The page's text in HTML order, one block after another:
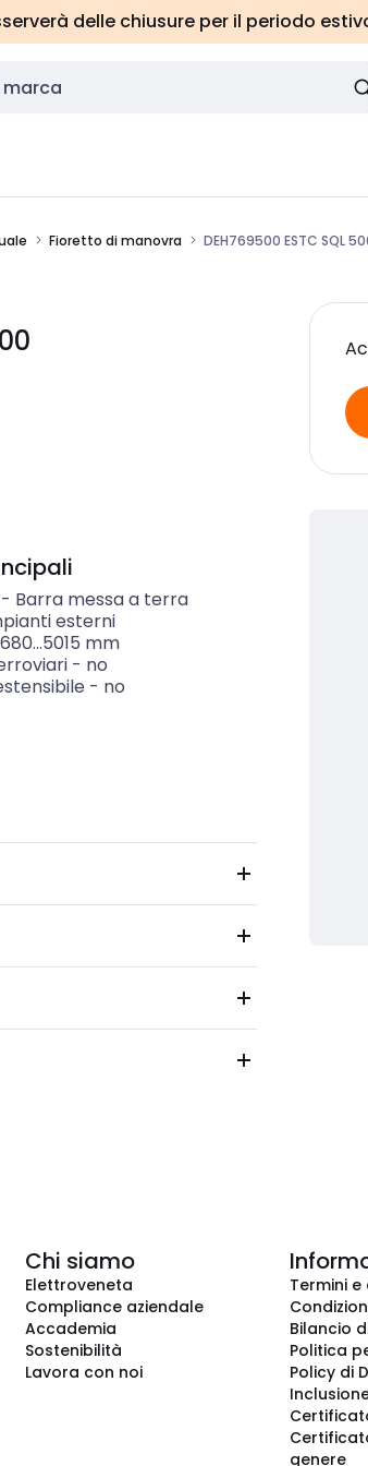
delle chiusure per il periodo
Fioretto di manovra DEH769500 ESTC SQL
- Barra messa a terra
esterni
mm
- no
- no
Chi siamo
Elettroveneta
Compliance aziendale
Accademia
Sostenibilità
Lavora con noi
Termini
Bilancio
Politica
Policy di
genere